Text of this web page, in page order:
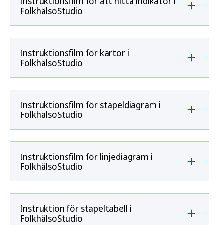
FolkhälsoStudio
Instruktionsfilm för kartor i
FolkhälsoStudio
Instruktionsfilm för stapeldiagram i
FolkhälsoStudio
Instruktionsfilm för linjediagram i
FolkhälsoStudio
Instruktion för stapeltabell i
FolkhälsoStudio